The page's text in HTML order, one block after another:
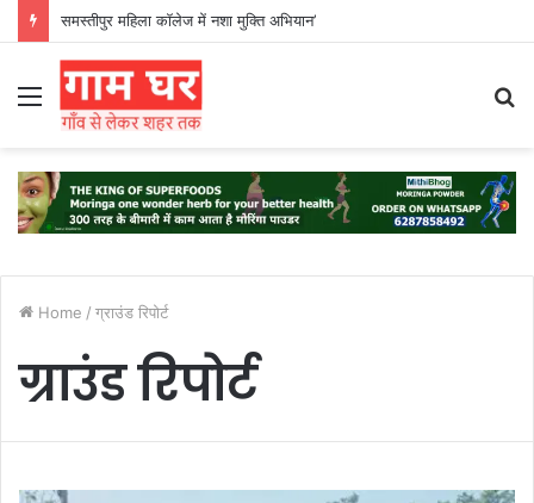
समस्तीपुर महिला कॉलेज में नशा मुक्ति अभियान’
Menu
Home / ग्राउंड रिपोर्ट
ग्राउंड रिपोर्ट